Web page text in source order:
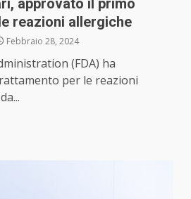
approvato il primo
reazioni allergiche
Febbraio 28, 2024
(FDA) ha
per le reazioni